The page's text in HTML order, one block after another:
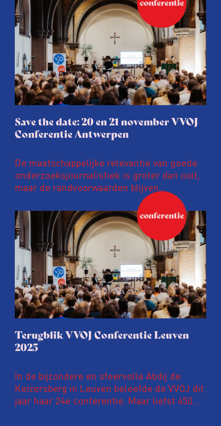
Save the date: 20 en 21 november VVOJ
Conferentie Antwerpen
De maatschappelijke relevantie van goede
onderzoeksjournalistiek is groter dan ooit,
maar de randvoorwaarden blijven
kwetsbaar. Tijdens de komende VVOJ
Conferentie duiken we in De
ongemakkelijke werkelijkheid: een eerlijke
en urgente blik op de staat van ons vak.
Terugblik VVOJ Conferentie Leuven
2025
In de bijzondere en sfeervolle Abdij de
Keizersberg in Leuven beleefde de VVOJ dit
jaar haar 24e conferentie. Maar liefst 450